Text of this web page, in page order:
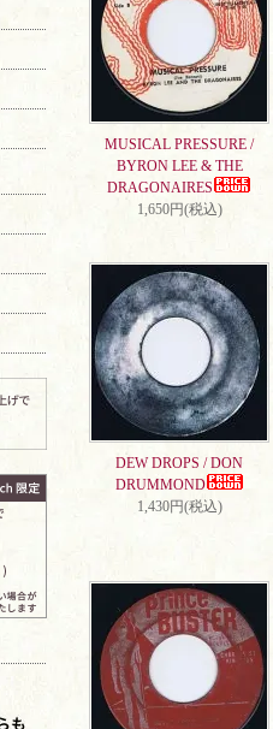
MUSICAL PRESSURE /
BYRON LEE & THE
DRAGONAIRES
1,650円(税込)
DEW DROPS / DON
DRUMMOND
1,430円(税込)